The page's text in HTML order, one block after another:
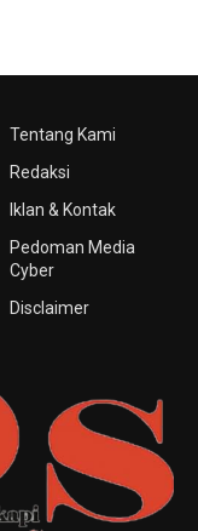
Tentang Kami
Redaksi
Iklan & Kontak
Pedoman Media
Cyber
Disclaimer